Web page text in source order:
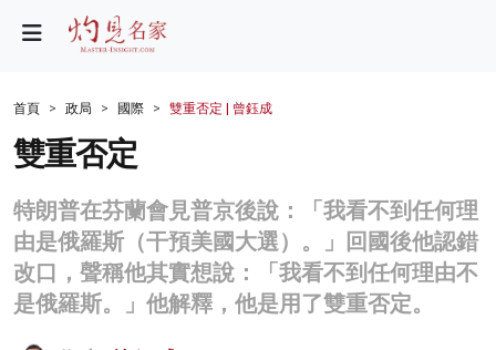
財經
生活
商業
科技
首頁 政局 國際 雙重否定 | 曾鈺成
雙重否定
特朗普在芬蘭會見普京後說：「我看不到任何理
由是俄羅斯（干預美國大選）。」回國後他認錯
改口，聲稱他其實想說：「我看不到任何理由不
是俄羅斯。」他解釋，他是用了雙重否定。